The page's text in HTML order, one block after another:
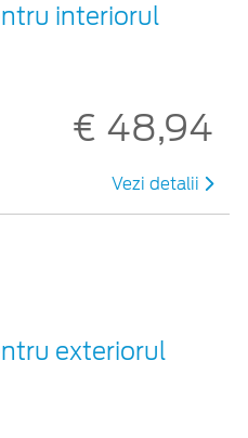
interiorul
€ 48,94
Vezi detalii
exteriorul